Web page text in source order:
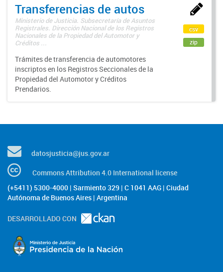
Transferencias de autos
Ministerio de Justicia. Subsecretaría de Asuntos
Registrales. Dirección Nacional de los Registros
Nacionales de la Propiedad del Automotor y
Créditos ...
Trámites de transferencia de automotores
inscriptos en los Registros Seccionales de la
Propiedad del Automotor y Créditos
Prendarios.
csv
zip
datosjusticia@jus.gov.ar
Commons Attribution 4.0 International license
(+5411) 5300-4000 | Sarmiento 329 | C 1041 AAG | Ciudad
Autónoma de Buenos Aires | Argentina
DESARROLLADO CON